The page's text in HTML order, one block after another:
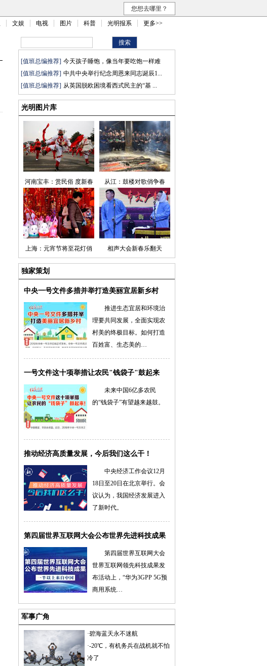
您想去哪里？
文娱 电视 图片 科普 光明报系 更多>>
[值班总编推荐] 今天孩子睡饱，像当年要吃饱一样难
[值班总编推荐] 中共中央举行纪念周恩来同志诞辰1...
[值班总编推荐] 从英国脱欧困境看西式民主的“基 ...
光明图片库
河南宝丰：赏民俗 度新春 从江：鼓楼对歌俏争春
上海：元宵节将至花灯俏 相声大会新春乐翻天
独家策划
中央一号文件多措并举打造美丽宜居新乡村
推进生态宜居和环境治
理要共同发展，全面实现农
村美的终极目标。如何打造
百姓富、生态美的…
一号文件这十项举措让农民"钱袋子"鼓起来
未来中国6亿多农民
的“钱袋子”有望越来越鼓。
推动经济高质量发展，今后我们这么干！
中央经济工作会议12月
18日至20日在北京举行。会
议认为，我国经济发展进入
了新时代。
第四届世界互联网大会公布世界先进科技成果
第四届世界互联网大会
世界互联网领先科技成果发
布活动上，“华为3GPP 5G预
商用系统…
军事广角
·碧海蓝天永不迷航
·-20℃，有机务兵在战机就不怕
冷了